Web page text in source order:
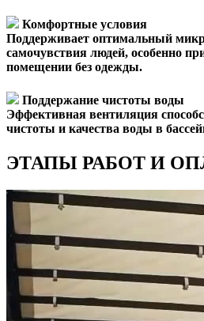
Комфортные условия
Поддерживает оптимальный
самочувствия людей, особенно
помещении без одежды.
Поддержание чистоты воды
Эффективная вентиляция
чистоты и качества воды в
ЭТАПЫ РАБОТ И